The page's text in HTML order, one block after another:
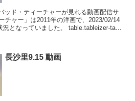
ッド・ティーチャーが見れる動画配信サ
チャー」は2011年の洋画で、2023/02/14
となっていました。 table.tableizer-table
長沙里9.15 動画